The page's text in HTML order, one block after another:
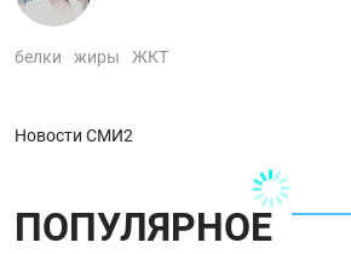
белки жиры ЖКТ
Новости СМИ2
ПОПУЛЯРНОЕ